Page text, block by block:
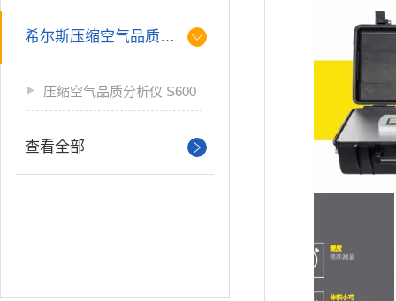
希尔斯压缩空气品质分析仪
压缩空气品质分析仪 S600
查看全部